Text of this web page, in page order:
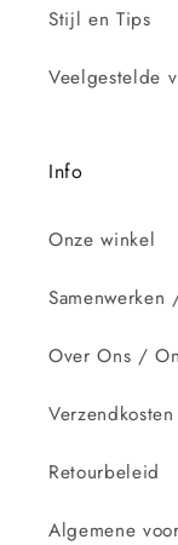
Stijl en Tips
Veelgestelde
Info
Onze winkel
Over Ons /
Retourbeleid
Algemene